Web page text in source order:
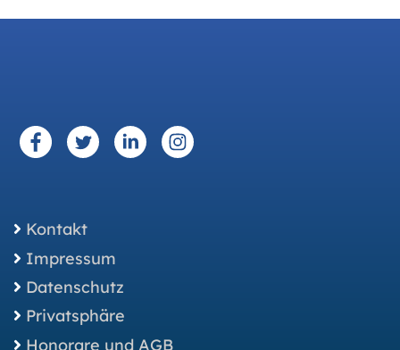
Kontakt
Impressum
Datenschutz
Privatsphäre
Honorare und AGB